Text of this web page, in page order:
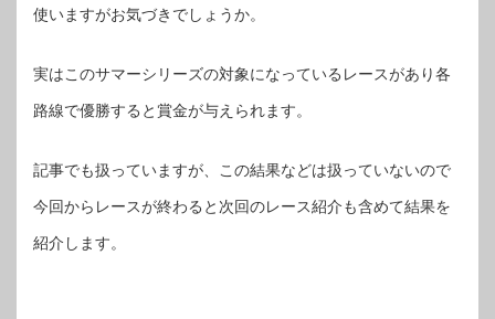
使いますがお気づきでしょうか。
実はこのサマーシリーズの対象になっているレースがあり各
路線で優勝すると賞金が与えられます。
記事でも扱っていますが、この結果などは扱っていないので
今回からレースが終わると次回のレース紹介も含めて結果を
紹介します。